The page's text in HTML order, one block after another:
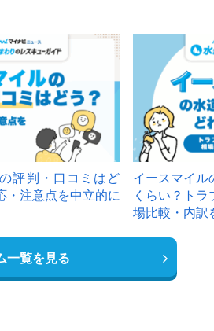
評判・口コミはど
・注意点を中立的に
イースマイル
くらい？トラ
場比較・内訳
一覧を見る